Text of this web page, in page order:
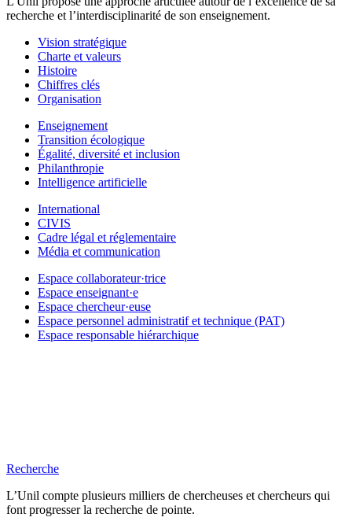
recherche et l’interdisciplinarité de son enseignement.
Vision stratégique
Charte et valeurs
Histoire
Chiffres clés
Organisation
Enseignement
Transition écologique
Égalité, diversité et inclusion
Philanthropie
Intelligence artificielle
International
CIVIS
Cadre légal et réglementaire
Média et communication
Espace collaborateur·trice
Espace enseignant·e
Espace chercheur·euse
Espace personnel administratif et technique (PAT)
Espace responsable hiérarchique
Recherche
L’Unil compte plusieurs milliers de chercheuses et chercheurs qui
font progresser la recherche de pointe.